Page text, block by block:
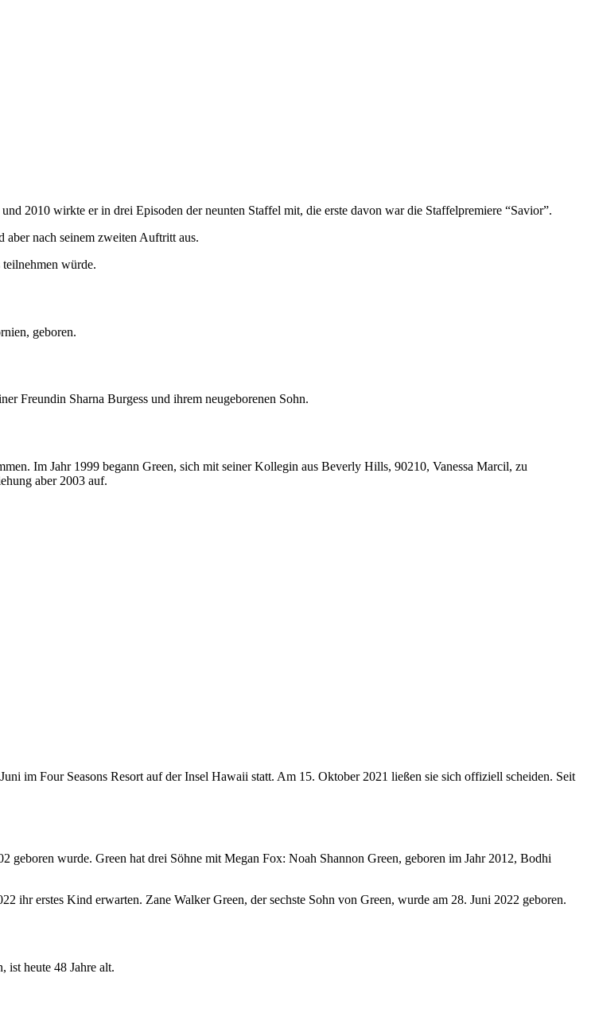
2010 wirkte er in drei Episoden der neunten Staffel mit, die erste davon war die Staffelpremiere “Savior”.
nach seinem zweiten Auftritt aus.
würde.
geboren.
Freundin Sharna Burgess und ihrem neugeborenen Sohn.
Im Jahr 1999 begann Green, sich mit seiner Kollegin aus Beverly Hills, 90210, Vanessa Marcil, zu
aber 2003 auf.
im Four Seasons Resort auf der Insel Hawaii statt. Am 15. Oktober 2021 ließen sie sich offiziell scheiden. Seit
wurde. Green hat drei Söhne mit Megan Fox: Noah Shannon Green, geboren im Jahr 2012, Bodhi
ihr erstes Kind erwarten. Zane Walker Green, der sechste Sohn von Green, wurde am 28. Juni 2022 geboren.
ist heute 48 Jahre alt.